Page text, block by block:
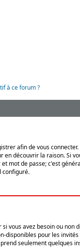
à ce forum ?
afin de vous
découvrir la raison. Si
mot de passe; c'est
configuré.
vous avez besoin ou
pour les
seulement quelques